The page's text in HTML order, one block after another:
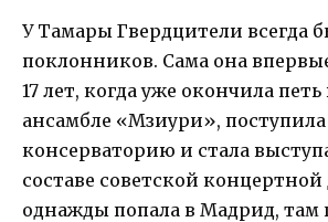
У Тамары Гвердцители всегда
поклонников. Сама она
17 лет, когда уже окончила
ансамбле «Мзиури», поступила
консерваторию и стала
составе советской
однажды попала в Мадрид, там